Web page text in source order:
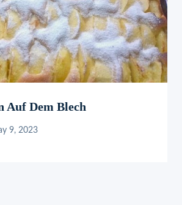
Auf Dem Blech
9, 2023